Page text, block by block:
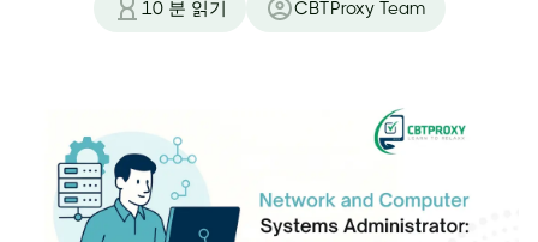
10 분 읽기 CBTProxy Team